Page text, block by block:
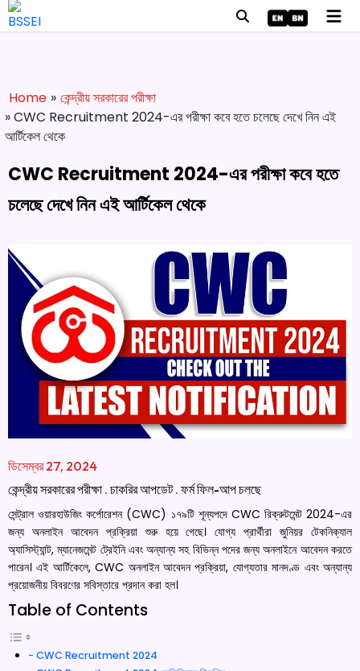
Home » কেন্দ্রীয় সরকারের পরীক্ষা
» CWC Recruitment 2024-এর পরীক্ষা কবে হতে চলেছে দেখে নিন এই
আর্টিকেল থেকে
CWC Recruitment 2024-এর পরীক্ষা কবে হতে
চলেছে দেখে নিন এই আর্টিকেল থেকে
ডিসেম্বর 27, 2024
কেন্দ্রীয় সরকারের পরীক্ষা . চাকরির আপডেট. ফর্ম ফিল-আপ চলছে
সেন্ট্রাল ওয়ারহাউজিং কর্পোরেশন (CWC) ১৭৯টি শূন্যপদে CWC রিক্রুটমেন্ট 2024-এর
জন্য অনলাইন আবেদন প্রক্রিয়া শুরু হয়ে গেছে। যোগ্য প্রার্থীরা জুনিয়র টেকনিক্যাল
অ্যাসিস্ট্যান্ট, ম্যানেজমেন্ট ট্রেইনি এবং অন্যান্য সহ বিভিন্ন পদের জন্য অনলাইনে আবেদন করতে
পারেন। এই আর্টিকেলে, CWC অনলাইন আবেদন প্রক্রিয়া, যোগ্যতার মানদণ্ড এবং অন্যান্য
প্রয়োজনীয় বিবরণের সবিস্তারে প্রদান করা হল।
Table of Contents
CWC Recruitment 2024